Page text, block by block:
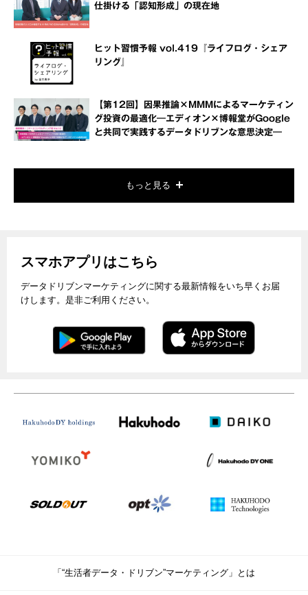
仕掛ける「認知形成」の現在地
ヒット習慣予報 vol.419『ライフログ・シェア
リング』
【第12回】因果推論×MMMによるマーケティン
グ投資の最適化―エディオン×博報堂がGoogle
と共同で実践するデータドリブンな意思決定―
もっと見る
スマホアプリはこちら
データドリブンマーケティングに関する最新情報をいち早くお届
けします。是非ご利用ください。
「“生活者データ・ドリブン”マーケティング」とは